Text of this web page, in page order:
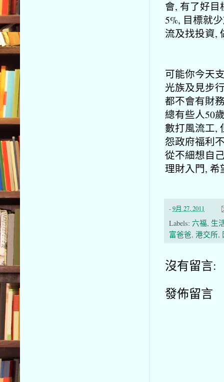
會, 有了好目
5%, 目標就
流及找投資,
可能你今天
光族及見步
都不會有財
總有些人50
數打風流工,
怨政府福利
從不細想自
理財入門, 希
-9月 27, 2011
Labels: 六福, 生
富爸爸, 港交所,
沒有留言:
發佈留言